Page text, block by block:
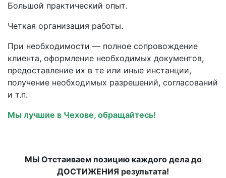
Большой практический опыт.
Четкая организация работы.
При необходимости — полное сопровождение
клиента, оформление необходимых документов,
предоставление их в те или иные инстанции,
получение необходимых разрешений, согласований
и т.п.
Мы лучшие в Чехове, обращайтесь!
МЫ Отстаиваем позицию каждого дела до
ДОСТИЖЕНИЯ результата!